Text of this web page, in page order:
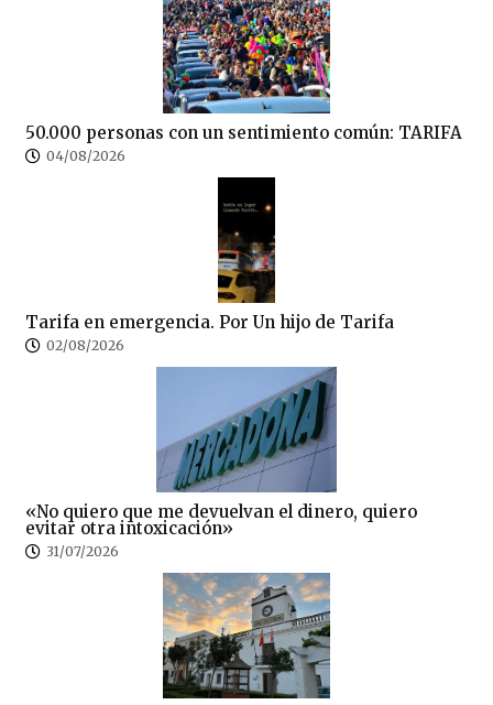
50.000 personas con un sentimiento común: TARIFA
04/08/2026
Tarifa en emergencia. Por Un hijo de Tarifa
02/08/2026
«No quiero que me devuelvan el dinero, quiero
evitar otra intoxicación»
31/07/2026